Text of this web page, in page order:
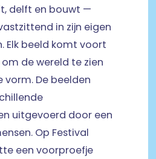
delft en bouwt —
in zijn eigen
Elk beeld komt voort
de wereld te zien
vorm. De beelden
uitgevoerd door een
Op Festival
een voorproefje